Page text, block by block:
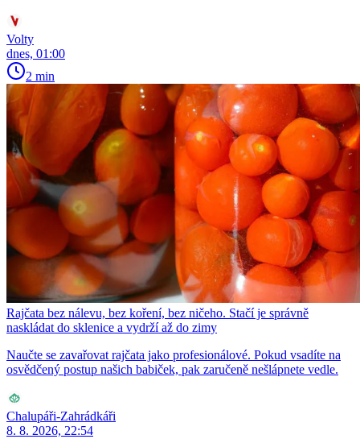
Volty
dnes, 01:00
2 min
Rajčata bez nálevu, bez koření, bez ničeho. Stačí je správně
naskládat do sklenice a vydrží až do zimy
Naučte se zavařovat rajčata jako profesionálové. Pokud vsadíte na
osvědčený postup našich babiček, pak zaručeně nešlápnete vedle.
Chalupáři-Zahrádkáři
8. 8. 2026, 22:54